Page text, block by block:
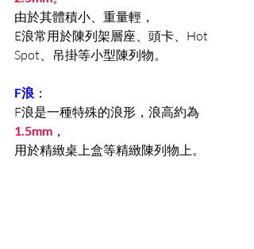
由於其體積小、重量輕，
E浪常用於陳列架層座、頭卡、Hot
Spot、吊掛等小型陳列物。
F浪 ：
F浪是一種特殊的浪形，浪高約為
1.5mm ，
用於精緻桌上盒等精緻陳列物上。